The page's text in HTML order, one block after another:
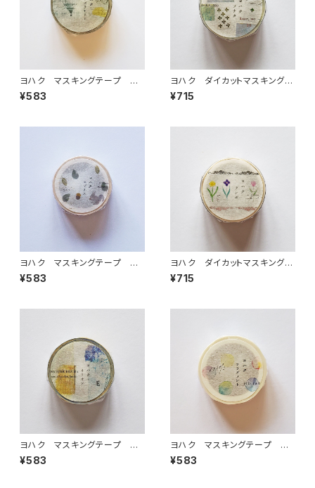
ヨハク マスキングテープ ラ
ボラトリー Y-189
¥583
ヨハク ダイカットマスキングテ
ープ ソナタ YD-006
¥715
ヨハク マスキングテープ エ
ゾリス Y-190
¥583
ヨハク ダイカットマスキングテ
ープ テンポ YD-003
¥715
ヨハク マスキングテープ オ
リオン Y-187
¥583
ヨハク マスキングテープ フ
ラグメント Y-185
¥583